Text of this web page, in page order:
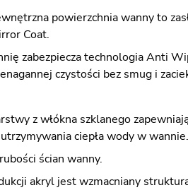
powierzchnia wanny to
Coat.
zabezpiecza technologia Anti
czystości bez smug i
z włókna szklanego
ciepła wody w wannie.
ścian wanny.
akryl jest wzmacniany